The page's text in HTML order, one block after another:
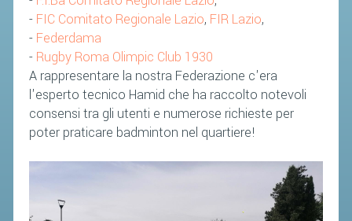
- FIC Comitato Regionale Lazio, FIR Lazio,
- Federdama
- Rugby Roma Olimpic Club 1930
A rappresentare la nostra Federazione c'era
l'esperto tecnico Hamid che ha raccolto notevoli
consensi tra gli utenti e numerose richieste per
poter praticare badminton nel quartiere!